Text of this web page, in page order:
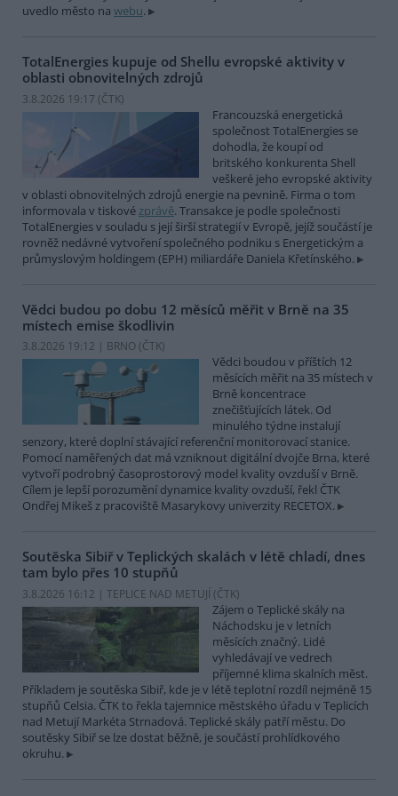
uvedlo město na webu.
TotalEnergies kupuje od Shellu evropské aktivity v
oblasti obnovitelných zdrojů
3.8.2026 19:17 (ČTK)
Francouzská energetická
společnost TotalEnergies se
dohodla, že koupí od
britského konkurenta Shell
veškeré jeho evropské aktivity
v oblasti obnovitelných zdrojů energie na pevnině. Firma o tom
informovala v tiskovézprávě. Transakce je podle společnosti
TotalEnergies v souladu s její širší strategií v Evropě, jejíž součástí je
rovněž nedávné vytvoření společného podniku s Energetickým a
průmyslovým holdingem (EPH) miliardáře Daniela Křetínského.
Vědci budou po dobu 12 měsíců měřit v Brně na 35
místech emise škodlivin
3.8.2026 19:12 | BRNO (ČTK)
Vědci boudou v příštích 12
měsících měřit na 35 místech v
Brně koncentrace
znečišťujících látek. Od
minulého týdne instalují
senzory, které doplní stávající referenční monitorovací stanice.
Pomocí naměřených dat má vzniknout digitální dvojče Brna, které
vytvoří podrobný časoprostorový model kvality ovzduší v Brně.
Cílem je lepší porozumění dynamice kvality ovzduší, řekl ČTK
Ondřej Mikeš z pracoviště Masarykovy univerzity RECETOX.
Soutěska Sibiř v Teplických skalách v létě chladí, dnes
tam bylo přes 10 stupňů
3.8.2026 16:12 | TEPLICE NAD METUJÍ (ČTK)
Zájem o Teplické skály na
Náchodsku je v letních
měsících značný. Lidé
vyhledávají ve vedrech
příjemné klima skalních měst.
Příkladem je soutěska Sibiř, kde je v létě teplotní rozdíl nejméně 15
stupňů Celsia. ČTK to řekla tajemnice městského úřadu v Teplicích
nad Metují Markéta Strnadová. Teplické skály patří městu. Do
soutěsky Sibiř se lze dostat běžně, je součástí prohlídkového
okruhu.